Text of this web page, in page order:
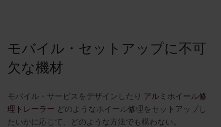
モバイル・セットアップに不可
欠な機材
モバイル・サービスをデザインしたり アルミホイール修
理トレーラー どのようなホイール修理をセットアップし
たいかに応じて、どのような方法でも構わない。